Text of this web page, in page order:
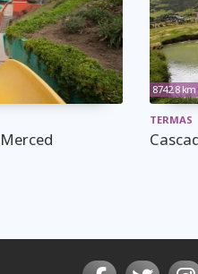
8742.8 km
TERMAS